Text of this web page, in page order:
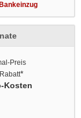
Preis
*